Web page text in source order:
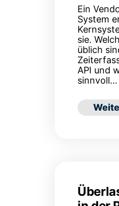
Ein
System
sie.
üblich
API und
sinnvoll…
: